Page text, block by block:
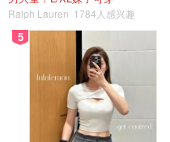
Ralph Lauren 1784人感兴趣
5